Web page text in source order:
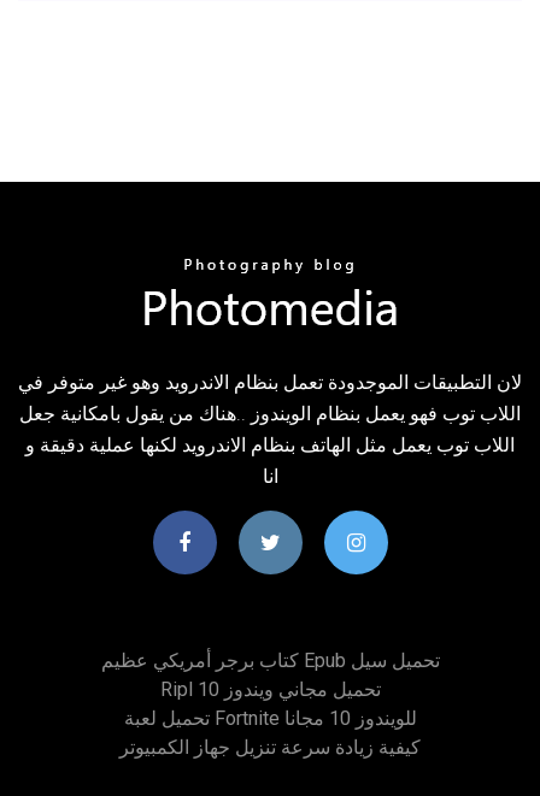
لان التطبيقات الموجدودة تعمل بنظام الاندرويد وهو غير متوفر في
اللاب توب فهو يعمل بنظام الويندوز ..هناك من يقول بامكانية جعل
اللاب توب يعمل مثل الهاتف بنظام الاندرويد لكنها عملية دقيقة و
انا
كتاب برجر أمريكي عظيم Epub تحميل سيل
Ripl تحميل مجاني ويندوز 10
تحميل لعبة Fortnite للويندوز 10 مجانا
كيفية زيادة سرعة تنزيل جهاز الكمبيوتر